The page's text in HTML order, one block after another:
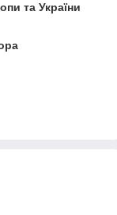
та України